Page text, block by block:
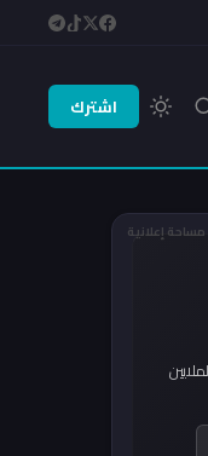
اشترك
مساحة إعلانية